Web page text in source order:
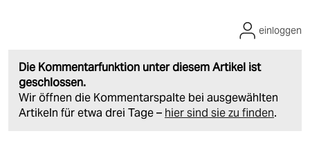
Die Kommentarfunktion unter diesem Artikel ist
geschlossen.
Wir öffnen die Kommentarspalte bei ausgewählten
Artikeln für etwa drei Tage – hier sind sie zu finden.
einloggen